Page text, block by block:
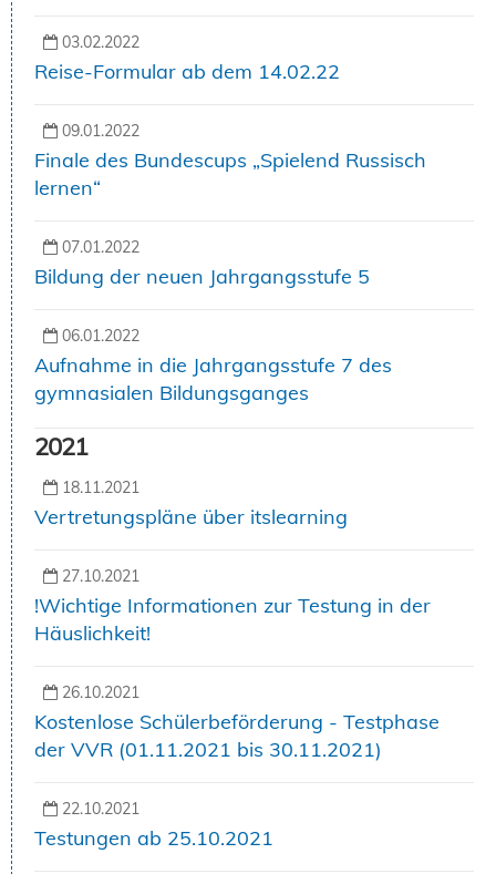
03.02.2022
Reise-Formular ab dem 14.02.22
09.01.2022
Finale des Bundescups „Spielend Russisch
lernen“
07.01.2022
Bildung der neuen Jahrgangsstufe 5
06.01.2022
Aufnahme in die Jahrgangsstufe 7 des
gymnasialen Bildungsganges
2021
18.11.2021
Vertretungspläne über itslearning
27.10.2021
!Wichtige Informationen zur Testung in der
Häuslichkeit!
26.10.2021
Kostenlose Schülerbeförderung - Testphase
der VVR (01.11.2021 bis 30.11.2021)
22.10.2021
Testungen ab 25.10.2021